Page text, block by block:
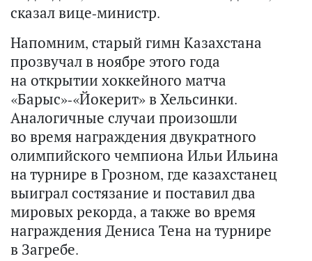
сказал вице-министр.
Напомним, старый гимн Казахстана
прозвучал в ноябре этого года
на открытии хоккейного матча
«Барыс»-«Йокерит» в Хельсинки.
Аналогичные случаи произошли
во время награждения двукратного
олимпийского чемпиона Ильи Ильина
на турнире в Грозном, где казахстанец
выиграл состязание и поставил два
мировых рекорда, а также во время
награждения Дениса Тена на турнире
в Загребе.